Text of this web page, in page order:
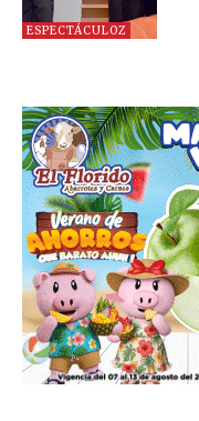
ESPECTÁCULOZ